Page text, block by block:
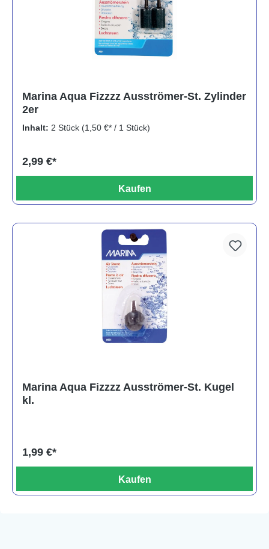
Marina Aqua Fizzzz Ausströmer-St. Zylinder
2er
Inhalt: 2 Stück (1,50 €* / 1 Stück)
2,99 €*
Kaufen
Marina Aqua Fizzzz Ausströmer-St. Kugel
kl.
1,99 €*
Kaufen